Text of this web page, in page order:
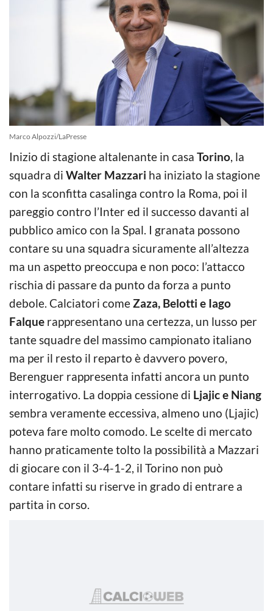
Marco Alpozzi/LaPresse
Inizio di stagione altalenante in casa Torino, la
squadra di Walter Mazzari ha iniziato la stagione
con la sconfitta casalinga contro la Roma, poi il
pareggio contro l’Inter ed il successo davanti al
pubblico amico con la Spal. I granata possono
contare su una squadra sicuramente all’altezza
ma un aspetto preoccupa e non poco: l’attacco
rischia di passare da punto da forza a punto
debole. Calciatori comeZaza, Belotti e Iago
Falque rappresentano una certezza, un lusso per
tante squadre del massimo campionato italiano
ma per il resto il reparto è davvero povero,
Berenguer rappresenta infatti ancora un punto
interrogativo. La doppia cessione di Ljajic e Niang
sembra veramente eccessiva, almeno uno (Ljajic)
poteva fare molto comodo. Le scelte di mercato
hanno praticamente tolto la possibilità a Mazzari
di giocare con il 3-4-1-2, il Torino non può
contare infatti su riserve in grado di entrare a
partita in corso.